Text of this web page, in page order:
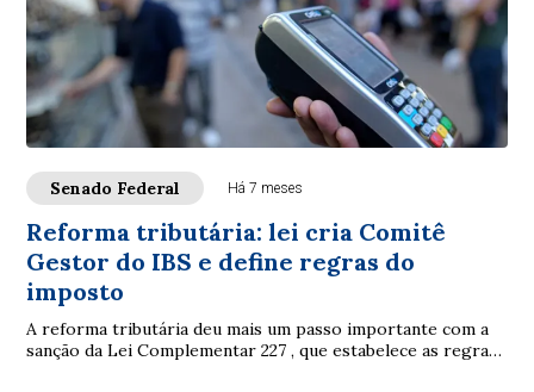
Senado Federal Há 7 meses
Reforma tributária: lei cria Comitê
Gestor do IBS e define regras do
imposto
A reforma tributária deu mais um passo importante com a
sanção da Lei Complementar 227 , que estabelece as regras